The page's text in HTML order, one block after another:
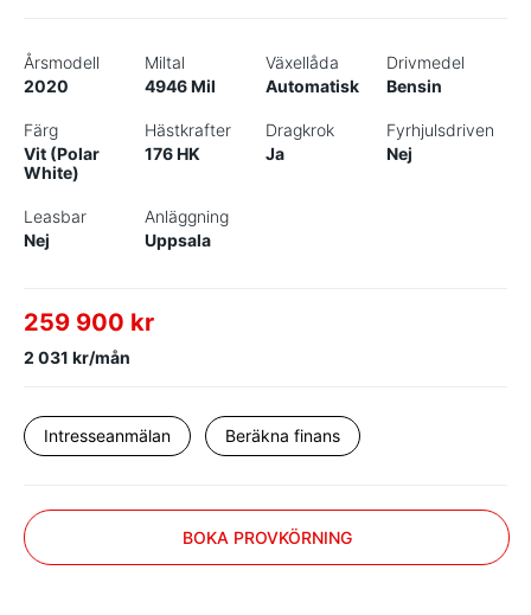
Årsmodell
2020
Miltal
4946 Mil
Växellåda
Automatisk
Drivmedel
Bensin
Färg
Vit (Polar
White)
Hästkrafter
176 HK
Dragkrok
Ja
Fyrhjulsdriven
Nej
Leasbar
Nej
Anläggning
Uppsala
259 900 kr
2 031 kr/mån
Intresseanmälan Beräkna finans
BOKA PROVKÖRNING